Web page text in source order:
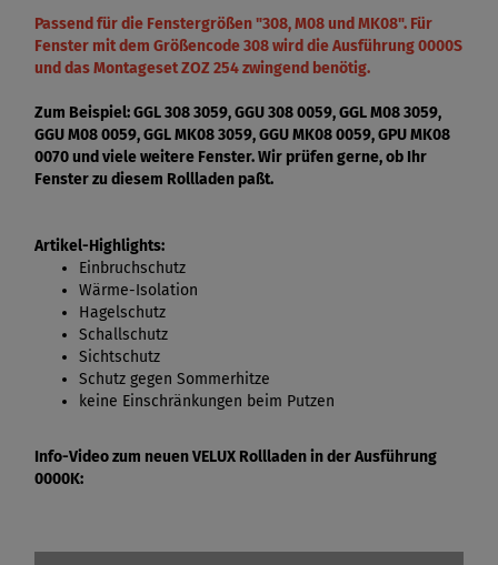
Passend für die Fenstergrößen "308, M08 und MK08". Für
Fenster mit dem Größencode 308 wird die Ausführung 0000S
und das Montageset ZOZ 254 zwingend benötig.
Zum Beispiel: GGL 308 3059, GGU 308 0059, GGL M08 3059,
GGU M08 0059, GGL MK08 3059, GGU MK08 0059, GPU MK08
0070 und viele weitere Fenster. Wir prüfen gerne, ob Ihr
Fenster zu diesem Rollladen paßt.
Artikel-Highlights:
Einbruchschutz
Wärme-Isolation
Hagelschutz
Schallschutz
Sichtschutz
Schutz gegen Sommerhitze
keine Einschränkungen beim Putzen
Info-Video zum neuen VELUX Rollladen in der Ausführung
0000K: